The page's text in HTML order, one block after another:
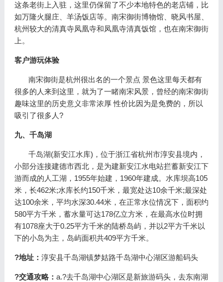
这条老街上入驻，这里仍保留了不少本地特色的老店铺，比
如万隆火腿庄、羊汤饭店等。南宋御街博物馆、晓风书屋、
杭州较大的清真寺凤凰寺和凤凰寺清真饭馆，也在南宋御街
上。
客户游玩体验
南宋御街是杭州很出名的一个景点 景色这里每天都有
很多的人来到这里，就为了一睹南宋风景，曾经的南宋御街
趣味这里的历史意义非常浓厚 性价比因为是免费的，所以
吸引了很多人?
九、千岛湖
千岛湖(新安江水库)，位于浙江省杭州市淳安县境内，
小部分连接建德市西北，是为建新安江水电站拦蓄新安江下
游而成的人工湖，1955年始建，1960年建成。水库坝高105
米，长462米;水库长约150千米，最宽处达10余千米;最深处
达100余米，平均水深30.44米，在正常水位情况下，面积约
580平方千米，蓄水量可达178亿立方米，在最高水位时拥
有1078座大于0.25平方千米的陆桥岛屿，并以2平方千米以
下的小岛为主，岛屿面积共409平方千米。
?地址： 淳安县千岛湖镇梦姑路千岛湖中心湖区游船码头
?交通攻略： a.?去千岛湖中心湖区是新旅游码头，去东南湖